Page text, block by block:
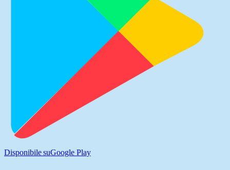
Disponibile suGoogle Play